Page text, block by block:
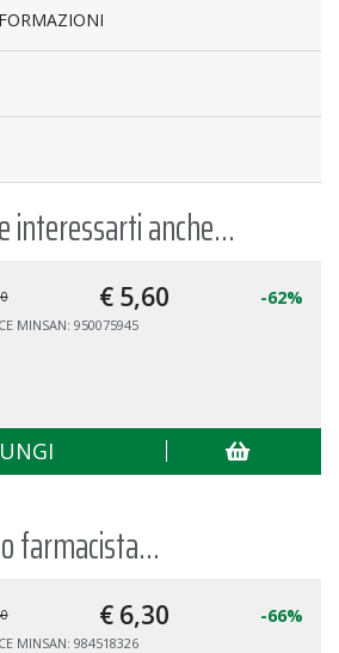
interessarti anche...
€ 5,60 -62%
MINSAN: 950075945
farmacista...
€ 6,30 -66%
MINSAN: 984518326